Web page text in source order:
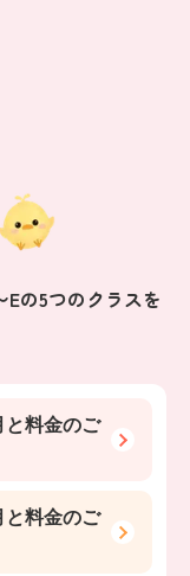
の5つのクラスを
と料金のご
と料金のご